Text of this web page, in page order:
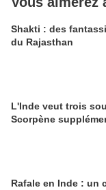
Shakti : des
du Rajasthan
L'Inde veut trois
Scorpène
Rafale en Inde : un